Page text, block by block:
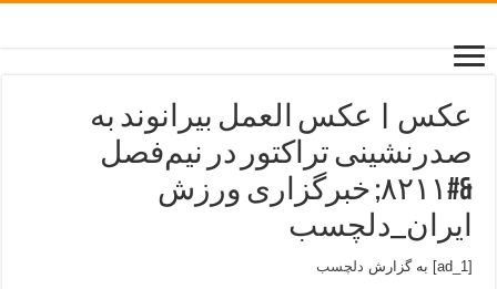
عکس | عکس العمل بیرانوند به
صدرنشینی تراکتور در نیم‌فصل
&#۸۲۱۱; خبرگزاری ورزش
ایران_دلچسب
[ad_1] به گزارش دلچسب